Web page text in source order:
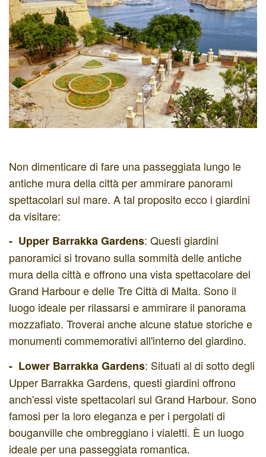
Non dimenticare di fare una passeggiata lungo le
antiche mura della città per ammirare panorami
spettacolari sul mare. A tal proposito ecco i giardini
da visitare:
- Upper Barrakka Gardens: Questi giardini
panoramici si trovano sulla sommità delle antiche
mura della città e offrono una vista spettacolare del
Grand Harbour e delle Tre Città di Malta. Sono il
luogo ideale per rilassarsi e ammirare il panorama
mozzafiato. Troverai anche alcune statue storiche e
monumenti commemorativi all'interno del giardino.
- Lower Barrakka Gardens: Situati al di sotto degli
Upper Barrakka Gardens, questi giardini offrono
anch'essi viste spettacolari sul Grand Harbour. Sono
famosi per la loro eleganza e per i pergolati di
bouganville che ombreggiano i vialetti. È un luogo
ideale per una passeggiata romantica.